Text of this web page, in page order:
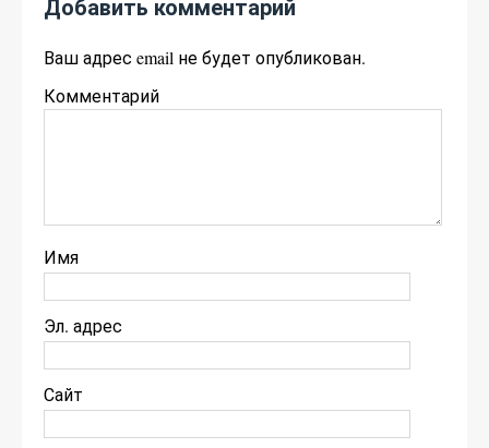
Добавить комментарий
Ваш адрес email не будет опубликован.
Комментарий
Имя
Эл. адрес
Сайт